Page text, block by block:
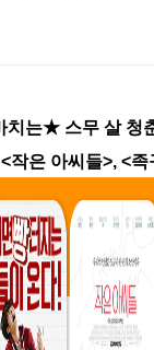
치는★ 스무 살 청
작은 아씨들>, <족